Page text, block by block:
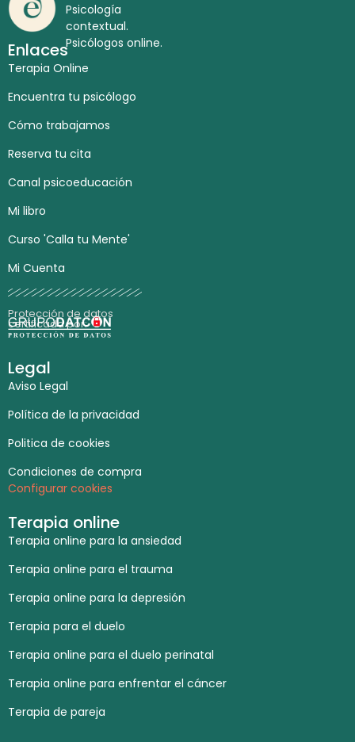
Psicología
contextual.
Psicólogos online.
Enlaces
Terapia Online
Encuentra tu psicólogo
Cómo trabajamos
Reserva tu cita
Canal psicoeducación
Mi libro
Curso 'Calla tu Mente'
Mi Cuenta
Protección de datos
certificada por:
Legal
Aviso Legal
Política de la privacidad
Politica de cookies
Condiciones de compra
Configurar cookies
Terapia online
Terapia online para la ansiedad
Terapia online para el trauma
Terapia online para la depresión
Terapia para el duelo
Terapia online para el duelo perinatal
Terapia online para enfrentar el cáncer
Terapia de pareja